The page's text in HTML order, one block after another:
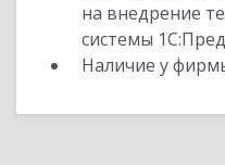
на внедрение
системы
Наличие у